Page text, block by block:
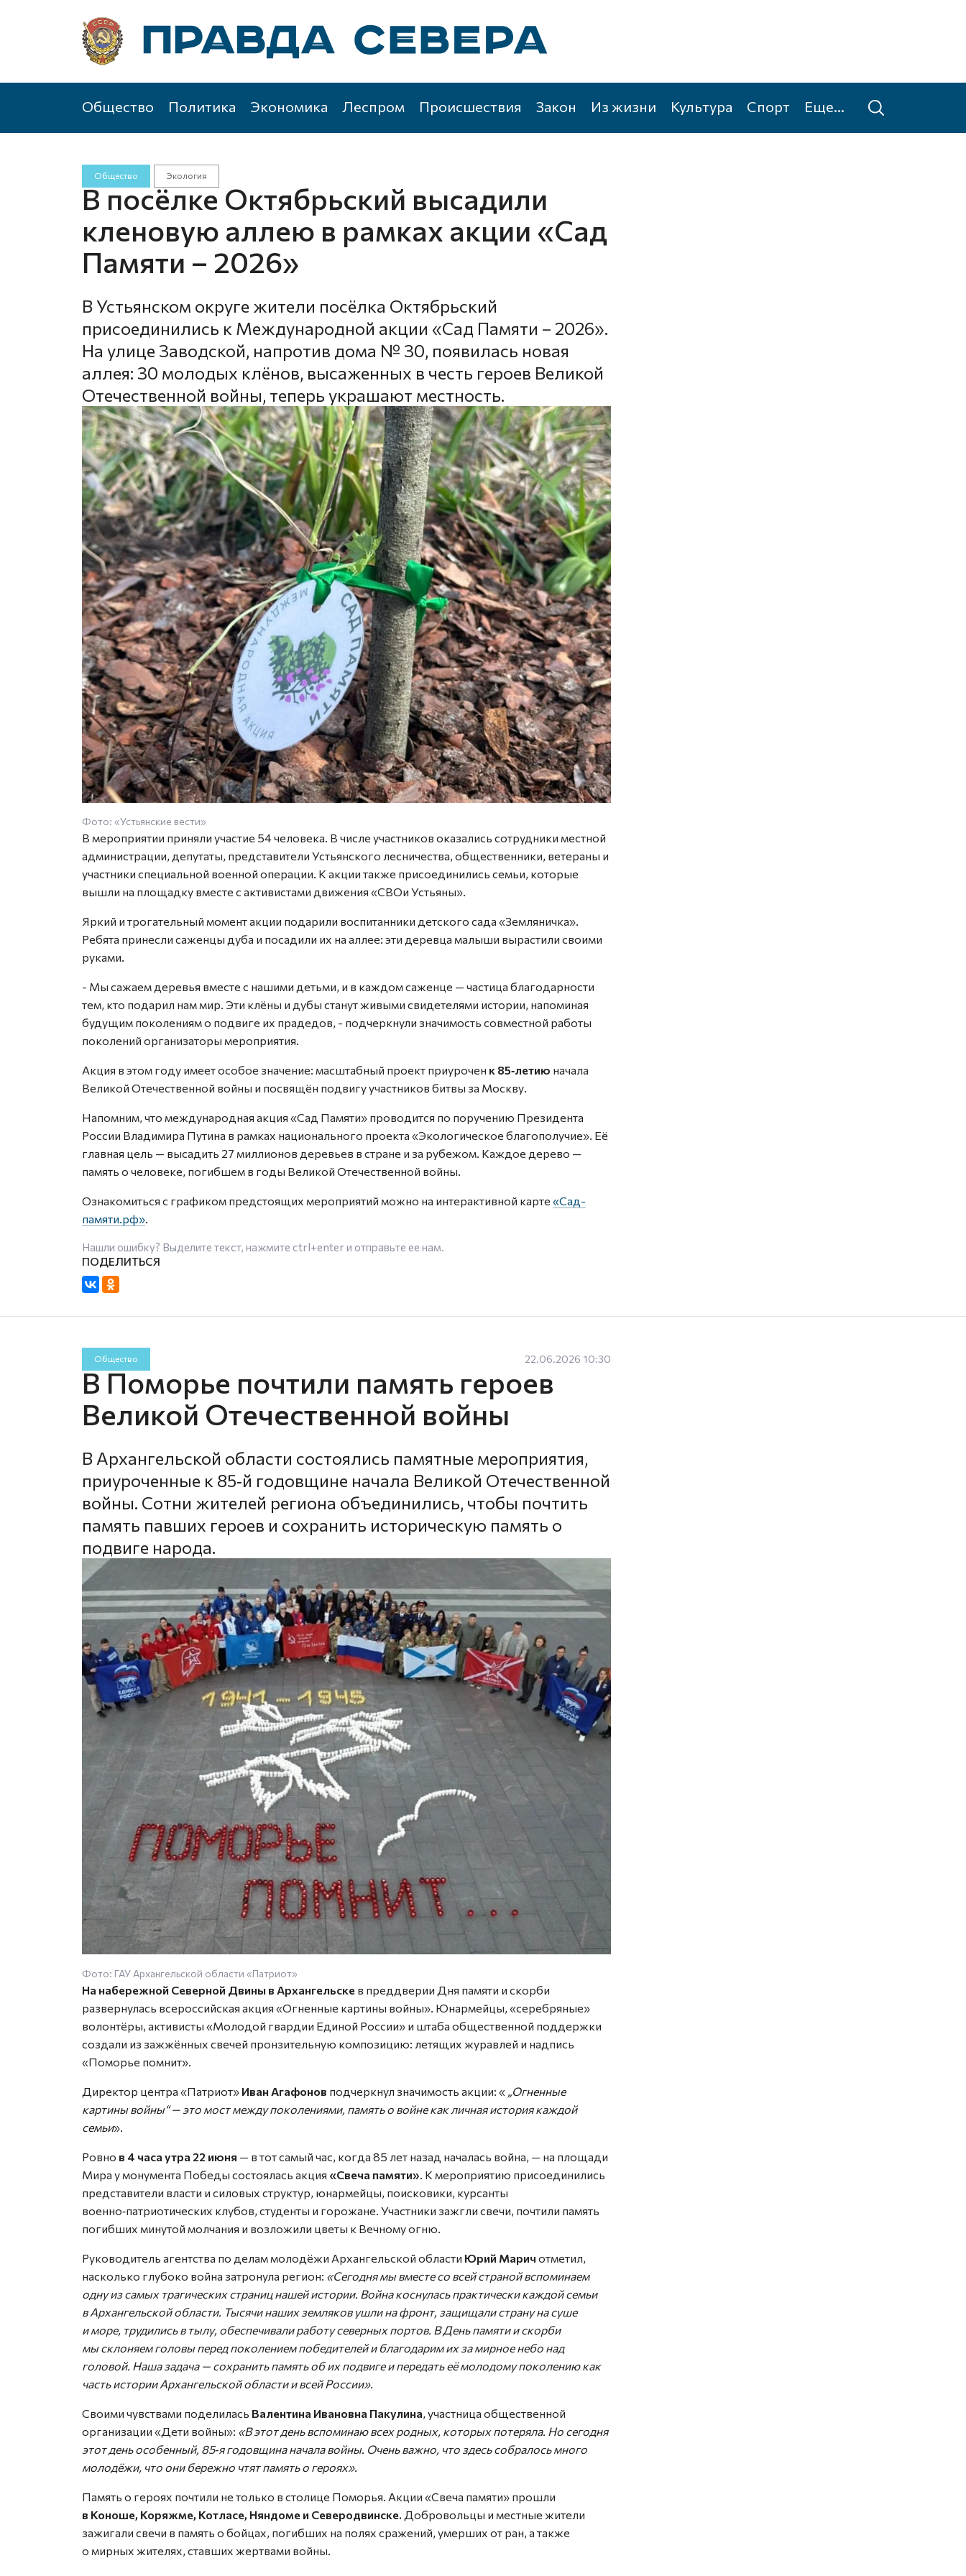
Общество Политика Экономика Леспром Происшествия Закон Из жизни Культура Спорт Еще...
Общество Экология
В посёлке Октябрьский высадили
кленовую аллею в рамках акции «Сад
Памяти – 2026»
В Устьянском округе жители посёлка Октябрьский
присоединились к Международной акции «Сад Памяти – 2026».
На улице Заводской, напротив дома № 30, появилась новая
аллея: 30 молодых клёнов, высаженных в честь героев Великой
Отечественной войны, теперь украшают местность.
Фото: «Устьянские вести»
В мероприятии приняли участие 54 человека. В числе участников оказались сотрудники местной
администрации, депутаты, представители Устьянского лесничества, общественники, ветераны и
участники специальной военной операции. К акции также присоединились семьи, которые
вышли на площадку вместе с активистами движения «СВОи Устьяны».
Яркий и трогательный момент акции подарили воспитанники детского сада «Земляничка».
Ребята принесли саженцы дуба и посадили их на аллее: эти деревца малыши вырастили своими
руками.
- Мы сажаем деревья вместе с нашими детьми, и в каждом саженце — частица благодарности
тем, кто подарил нам мир. Эти клёны и дубы станут живыми свидетелями истории, напоминая
будущим поколениям о подвиге их прадедов, - подчеркнули значимость совместной работы
поколений организаторы мероприятия.
Акция в этом году имеет особое значение: масштабный проект приурочен к 85‑летию начала
Великой Отечественной войны и посвящён подвигу участников битвы за Москву.
Напомним, что международная акция «Сад Памяти» проводится по поручению Президента
России Владимира Путина в рамках национального проекта «Экологическое благополучие». Её
главная цель — высадить 27 миллионов деревьев в стране и за рубежом. Каждое дерево —
память о человеке, погибшем в годы Великой Отечественной войны.
Ознакомиться с графиком предстоящих мероприятий можно на интерактивной карте «Сад-
памяти.рф».
Нашли ошибку? Выделите текст, нажмите ctrl+enterи отправьте ее нам.
Общество 22.06.2026 10:30
В Поморье почтили память героев
Великой Отечественной войны
В Архангельской области состоялись памятные мероприятия,
приуроченные к 85‑й годовщине начала Великой Отечественной
войны. Сотни жителей региона объединились, чтобы почтить
память павших героев и сохранить историческую память о
подвиге народа.
Фото: ГАУ Архангельской области «Патриот»
На набережной Северной Двины в Архангельске в преддверии Дня памяти и скорби
развернулась всероссийская акция «Огненные картины войны». Юнармейцы, «серебряные»
волонтёры, активисты «Молодой гвардии Единой России» и штаба общественной поддержки
создали из зажжённых свечей пронзительную композицию: летящих журавлей и надпись
«Поморье помнит».
Директор центра «Патриот» Иван Агафонов подчеркнул значимость акции: « „Огненные
картины войны“ — это мост между поколениями, память о войне как личная история каждой
семьи».
Ровно в 4 часа утра 22 июня — в тот самый час, когда 85 лет назад началась война, — на площади
Мира у монумента Победы состоялась акция «Свеча памяти» . К мероприятию присоединились
представители власти и силовых структур, юнармейцы, поисковики, курсанты
военно‑патриотических клубов, студенты и горожане. Участники зажгли свечи, почтили память
погибших минутой молчания и возложили цветы к Вечному огню.
Руководитель агентства по делам молодёжи Архангельской области Юрий Марич отметил,
насколько глубоко война затронула регион: «Сегодня мы вместе со всей страной вспоминаем
одну из самых трагических страниц нашей истории. Война коснулась практически каждой семьи
в Архангельской области. Тысячи наших земляков ушли на фронт, защищали страну на суше
и море, трудились в тылу, обеспечивали работу северных портов. В День памяти и скорби
мы склоняем головы перед поколением победителей и благодарим их за мирное небо над
головой. Наша задача — сохранить память об их подвиге и передать её молодому поколению как
часть истории Архангельской области и всей России».
Своими чувствами поделилась Валентина Ивановна Пакулина, участница общественной
организации «Дети войны»: «В этот день вспоминаю всех родных, которых потеряла. Но сегодня
этот день особенный, 85‑я годовщина начала войны. Очень важно, что здесь собралось много
молодёжи, что они бережно чтят память о героях».
Память о героях почтили не только в столице Поморья. Акции «Свеча памяти» прошли
в Коноше, Коряжме, Котласе, Няндоме и Северодвинске. Добровольцы и местные жители
зажигали свечи в память о бойцах, погибших на полях сражений, умерших от ран, а также
о мирных жителях, ставших жертвами войны.